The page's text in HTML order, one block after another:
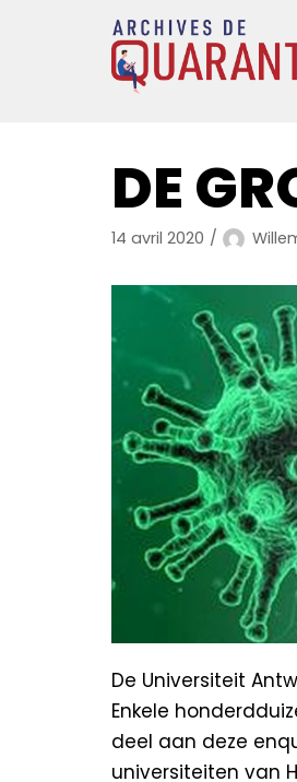
DE
14 avril 2020
De Universiteit
Enkele
deel aan deze
universiteiten van